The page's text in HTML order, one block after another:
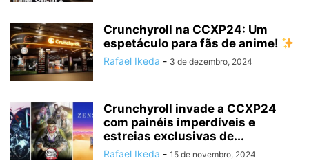
Crunchyroll na CCXP24: Um
espetáculo para fãs de anime!
Rafael Ikeda - 3 de dezembro, 2024
Crunchyroll invade a CCXP24
com painéis imperdíveis e
estreias exclusivas de...
Rafael Ikeda - 15 de novembro, 2024